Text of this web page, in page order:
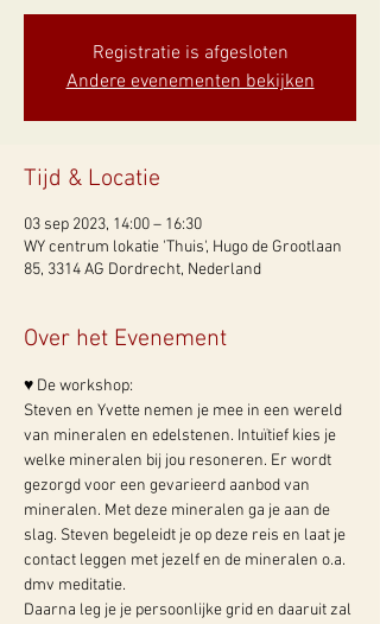
Registratie is afgesloten
Andere evenementen bekijken
Tijd & Locatie
03 sep 2023, 14:00 – 16:30
WY centrum lokatie 'Thuis', Hugo de Grootlaan
85, 3314 AG Dordrecht, Nederland
Over het Evenement
♥ De workshop:
Steven en Yvette nemen je mee in een wereld
van mineralen en edelstenen. Intuïtief kies je
welke mineralen bij jou resoneren. Er wordt
gezorgd voor een gevarieerd aanbod van
mineralen. Met deze mineralen ga je aan de
slag. Steven begeleidt je op deze reis en laat je
contact leggen met jezelf en de mineralen o.a.
dmv meditatie.
Daarna leg je je persoonlijke grid en daaruit zal